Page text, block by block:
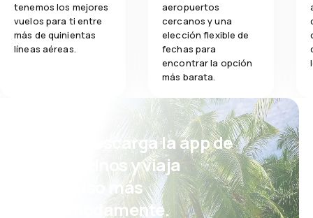
tenemos los mejores
vuelos para ti entre
más de quinientas
líneas aéreas.
aeropuertos
cercanos y una
elección flexible de
fechas para
encontrar la opción
más barata.
¡Eh! Descarga la app de
eDestinos y viaja
incluso más
cómodamente.